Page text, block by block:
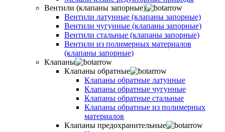
Вентили (клапаны запорные)
Вентили латунные (клапаны запорные)
Вентили чугунные (клапаны запорные)
Вентили стальные (клапаны запорные)
Вентили из полимерных материалов
(клапаны запорные)
Клапаны
Клапаны обратные
Клапаны обратные латунные
Клапаны обратные чугунные
Клапаны обратные стальные
Клапаны обратные из полимерных
материалов
Клапаны предохранительные